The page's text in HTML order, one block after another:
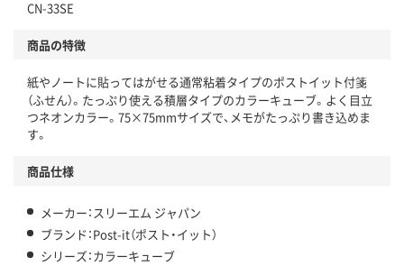
仕組
この商品の環境配慮ポイントです。下記商品詳細「
アスクル商品環境スコア詳細／加点項目
」で確認できます。
CN-33SE
商品の特徴
紙やノートに貼ってはがせる通常粘着タイプのポストイット付箋
（ふせん）。たっぷり使える積層タイプのカラーキューブ。よく目立
つネオンカラー。75×75mmサイズで、メモがたっぷり書き込めま
す。
商品仕様
メーカー：スリーエム ジャパン
ブランド：Post-it（ポスト・イット）
シリーズ：カラーキューブ